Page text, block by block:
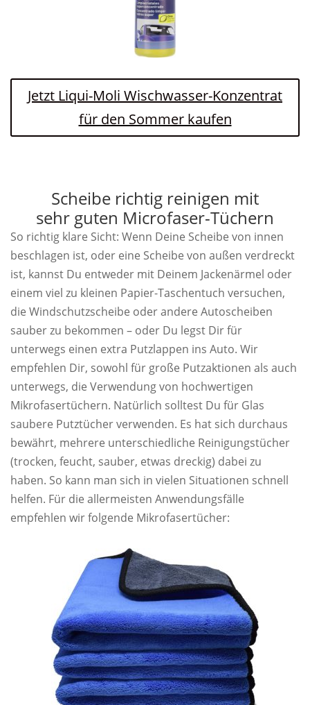
Jetzt Liqui-Moli Wischwasser-Konzentrat
für den Sommer kaufen
Scheibe richtig reinigen mit
sehr guten Microfaser-Tüchern
So richtig klare Sicht: Wenn Deine Scheibe von innen
beschlagen ist, oder eine Scheibe von außen verdreckt
ist, kannst Du entweder mit Deinem Jackenärmel oder
einem viel zu kleinen Papier-Taschentuch versuchen,
die Windschutzscheibe oder andere Autoscheiben
sauber zu bekommen – oder Du legst Dir für
unterwegs einen extra Putzlappen ins Auto. Wir
empfehlen Dir, sowohl für große Putzaktionen als auch
unterwegs, die Verwendung von hochwertigen
Mikrofasertüchern. Natürlich solltest Du für Glas
saubere Putztücher verwenden. Es hat sich durchaus
bewährt, mehrere unterschiedliche Reinigungstücher
(trocken, feucht, sauber, etwas dreckig) dabei zu
haben. So kann man sich in vielen Situationen schnell
helfen. Für die allermeisten Anwendungsfälle
empfehlen wir folgende Mikrofasertücher: